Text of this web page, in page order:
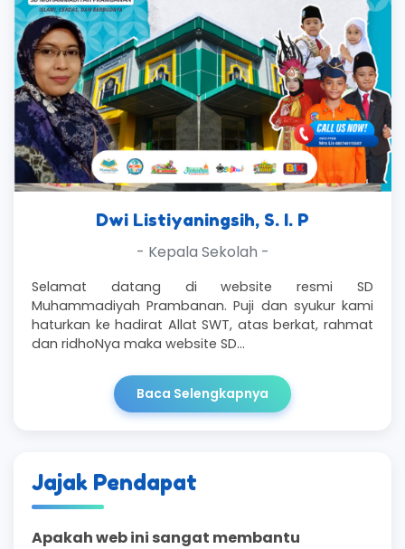
Dwi Listiyaningsih, S. I. P
- Kepala Sekolah -
Selamat datang di website resmi SD
Muhammadiyah Prambanan. Puji dan syukur kami
haturkan ke hadirat Allat SWT, atas berkat, rahmat
dan ridhoNya maka website SD…
Baca Selengkapnya
Jajak Pendapat
Apakah web ini sangat membantu